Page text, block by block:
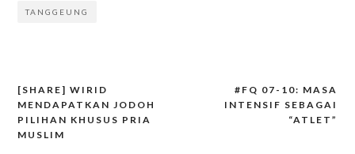
TANGGEUNG
Post
navigation
[SHARE] WIRID
MENDAPATKAN JODOH
PILIHAN KHUSUS PRIA
MUSLIM
#FQ 07-10: MASA
INTENSIF SEBAGAI
“ATLET”